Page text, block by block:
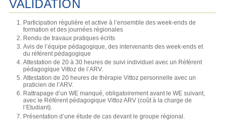
VALIDATION
Participation régulière et active à l’ensemble des week-ends de
formation et des journées régionales
Rendu de travaux pratiques écrits
Avis de l’équipe pédagogique, des intervenants des week-ends et
du référent pédagogique
Attestation de 20 à 30 heures de suivi individuel avec un Référent
pédagogique Vittoz de l’ARV.
Attestation de 20 heures de thérapie Vittoz personnelle avec un
praticien de l’ARV.
Rattrapage d’un WE manqué, obligatoirement avant le WE suivant,
avec le Référent pédagogique Vittoz ARV (coût à la charge de
l’Etudiant).
Présentation d’une étude de cas devant le groupe régional.